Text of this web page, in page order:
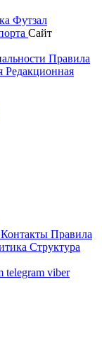
Футзал
Сайт
Правила
Редакционная
Контакты Правила
Структура
telegram viber